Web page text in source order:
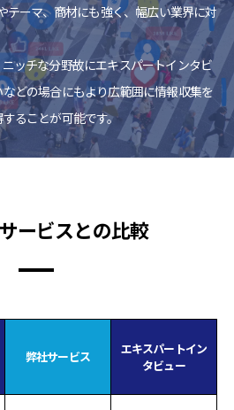
ーマ、商材にも強く、幅広い業界に対
ッチな分野故にエキスパートインタビ
どの場合にもより広範囲に情報収集を
ることが可能です。
ービスとの比較
弊社サービス
エキスパートイン
タビュー